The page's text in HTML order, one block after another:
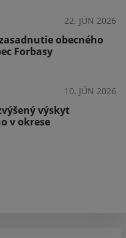
22. JÚN 2026
obecného
Forbasy
10. JÚN 2026
výskyt
v okrese